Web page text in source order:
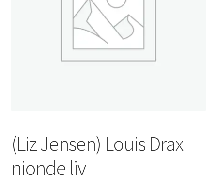
(Liz Jensen) Louis Drax
nionde liv